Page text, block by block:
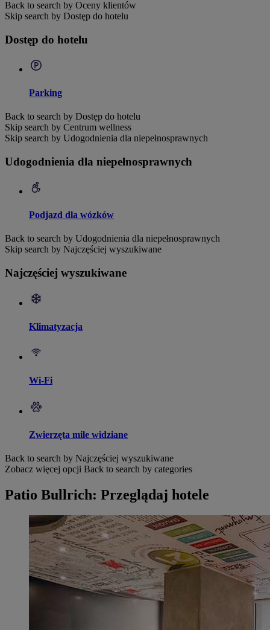
Back to search by Oceny klientów
Skip search by Dostęp do hotelu
Dostęp do hotelu
Parking
Back to search by Dostęp do hotelu
Skip search by Centrum wellness
Skip search by Udogodnienia dla niepełnosprawnych
Udogodnienia dla niepełnosprawnych
Podjazd dla wózków
Back to search by Udogodnienia dla niepełnosprawnych
Skip search by Najczęściej wyszukiwane
Najczęściej wyszukiwane
Klimatyzacja
Wi-Fi
Zwierzęta mile widziane
Back to search by Najczęściej wyszukiwane
Zobacz więcej opcji Back to search by categories
Patio Bullrich: Przeglądaj hotele